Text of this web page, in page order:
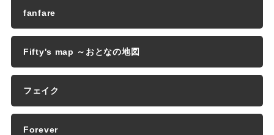
fanfare
Fifty's map ～おとなの地図
フェイク
Forever